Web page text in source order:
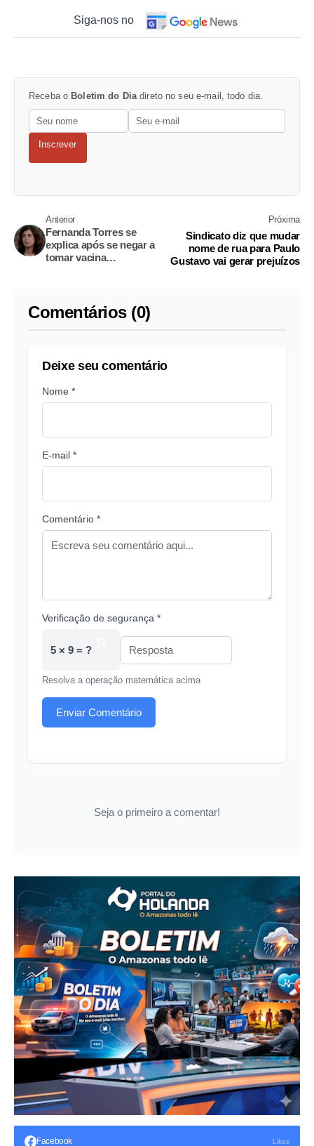
Siga-nos no
Receba o Boletim do Dia direto no seu e-mail, todo dia.
Inscrever
Anterior
Fernanda Torres se
explica após se negar a
tomar vacina
Próxima
Sindicato diz que mudar
nome de rua para Paulo
Gustavo vai gerar prejuízos
Comentários (0)
Deixe seu comentário
Nome *
E-mail *
Comentário *
Verificação de segurança *
5 × 9 = ?
Resolva a operação matemática acima
Enviar Comentário
Seja o primeiro a comentar!
Facebook Likes